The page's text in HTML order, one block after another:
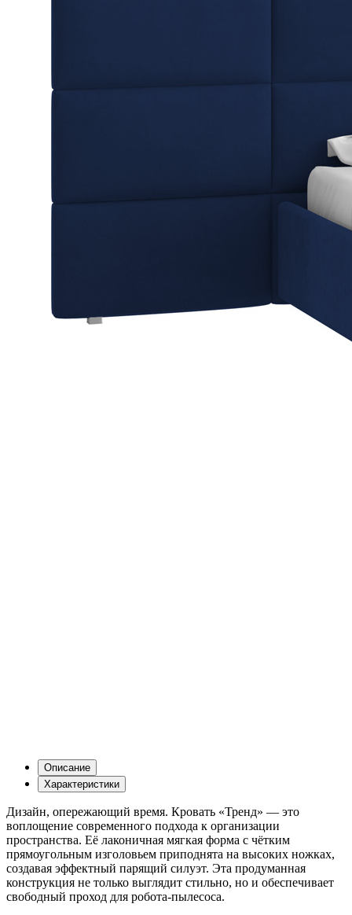
Описание
Характеристики
Дизайн, опережающий время. Кровать «Тренд» — это
воплощение современного подхода к организации
пространства. Её лаконичная мягкая форма с чётким
прямоугольным изголовьем приподнята на высоких ножках,
создавая эффектный парящий силуэт. Эта продуманная
конструкция не только выглядит стильно, но и обеспечивает
свободный проход для робота-пылесоса.